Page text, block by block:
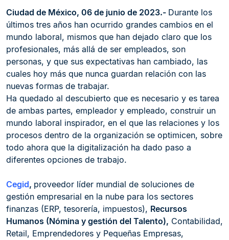
Ciudad de México, 06 de junio de 2023.- Durante los
últimos tres años han ocurrido grandes cambios en el
mundo laboral, mismos que han dejado claro que los
profesionales, más allá de ser empleados, son
personas, y que sus expectativas han cambiado, las
cuales hoy más que nunca guardan relación con las
nuevas formas de trabajar.
Ha quedado al descubierto que es necesario y es tarea
de ambas partes, empleador y empleado, construir un
mundo laboral inspirador, en el que las relaciones y los
procesos dentro de la organización se optimicen, sobre
todo ahora que la digitalización ha dado paso a
diferentes opciones de trabajo.
Cegid, proveedor líder mundial de soluciones de
gestión empresarial en la nube para los sectores
finanzas (ERP, tesorería, impuestos), Recursos
Humanos (Nómina y gestión del Talento), Contabilidad,
Retail, Emprendedores y Pequeñas Empresas,